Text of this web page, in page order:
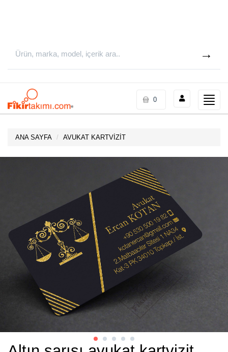
Toggle
0
ANA SAYFA AVUKAT KARTVİZİT